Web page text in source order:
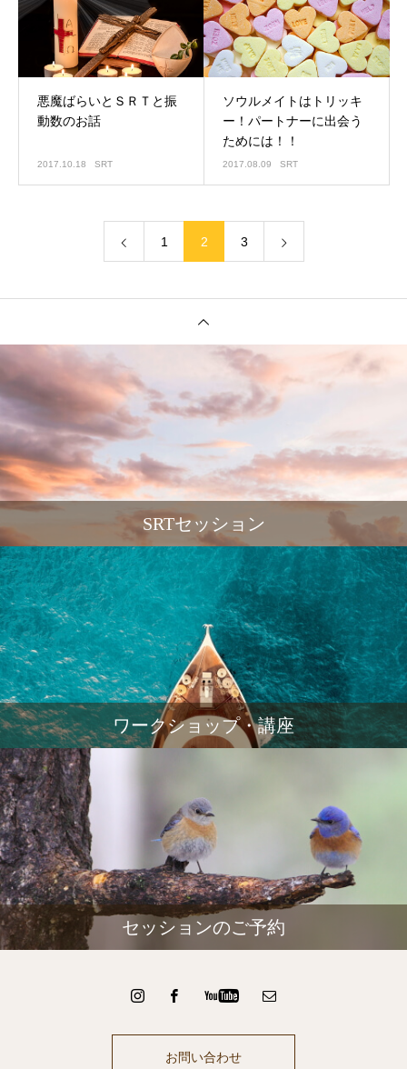
悪魔ばらいとＳＲＴと振
動数のお話
2017.10.18 SRT
ソウルメイトはトリッキ
ー！パートナーに出会う
ためには！！
2017.08.09 SRT
1 2 3
SRTセッション
ワークショップ・講座
セッションのご予約
お問い合わせ